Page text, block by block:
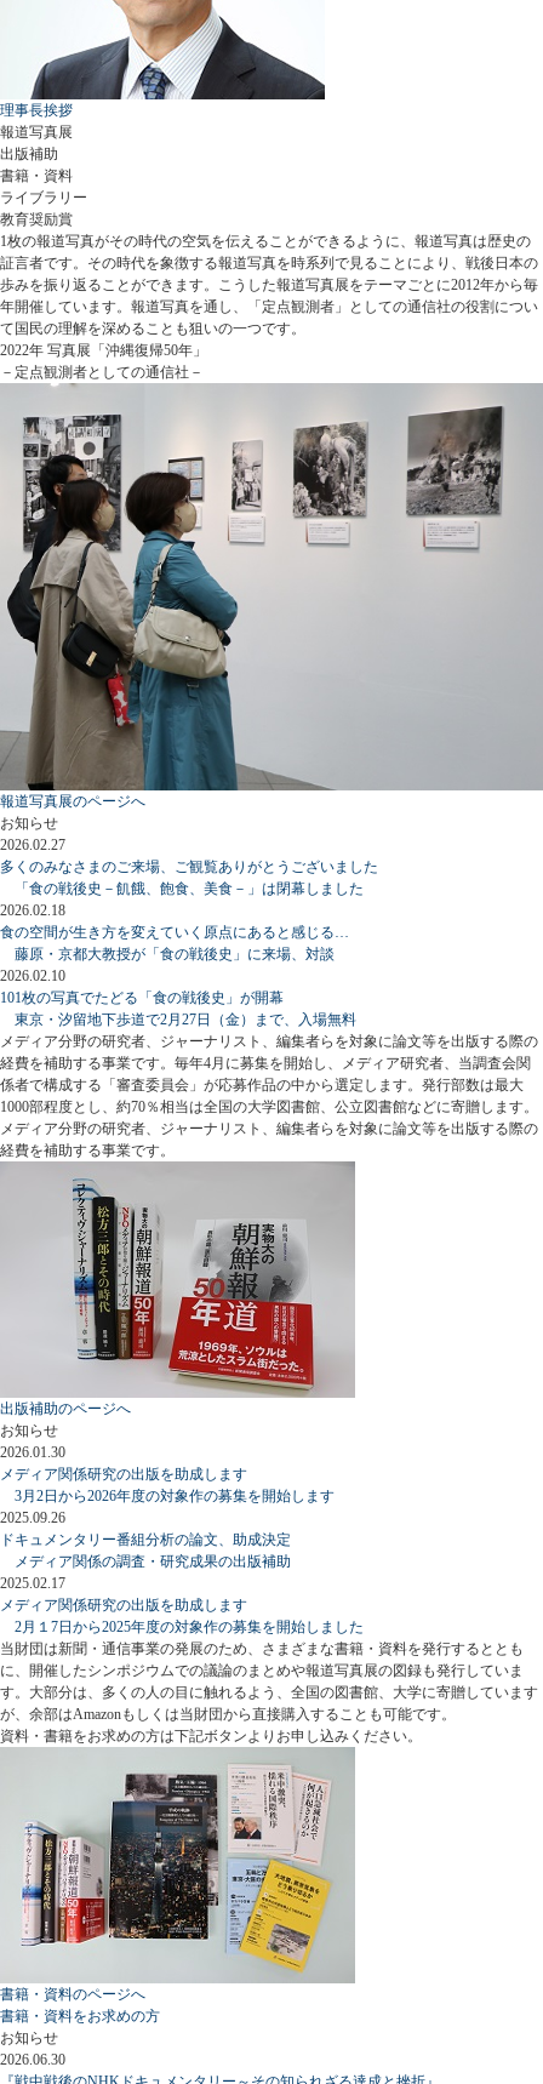
理事長挨拶
報道写真展
出版補助
書籍・資料
ライブラリー
教育奨励賞
1枚の報道写真がその時代の空気を伝えることができるように、報道写真は歴史の
証言者です。その時代を象徴する報道写真を時系列で見ることにより、戦後日本の
歩みを振り返ることができます。こうした報道写真展をテーマごとに2012年から毎
年開催しています。報道写真を通し、「定点観測者」としての通信社の役割につい
て国民の理解を深めることも狙いの一つです。
2022年 写真展「沖縄復帰50年」
－定点観測者としての通信社－
報道写真展のページへ
お知らせ
2026.02.27
多くのみなさまのご来場、ご観覧ありがとうございました
「食の戦後史－飢餓、飽食、美食－」は閉幕しました
2026.02.18
食の空間が生き方を変えていく原点にあると感じる…
藤原・京都大教授が「食の戦後史」に来場、対談
2026.02.10
101枚の写真でたどる「食の戦後史」が開幕
東京・汐留地下歩道で2月27日（金）まで、入場無料
メディア分野の研究者、ジャーナリスト、編集者らを対象に論文等を出版する際の
経費を補助する事業です。毎年4月に募集を開始し、メディア研究者、当調査会関
係者で構成する「審査委員会」が応募作品の中から選定します。発行部数は最大
1000部程度とし、約70％相当は全国の大学図書館、公立図書館などに寄贈します。
メディア分野の研究者、ジャーナリスト、編集者らを対象に論文等を出版する際の
経費を補助する事業です。
出版補助のページへ
お知らせ
2026.01.30
メディア関係研究の出版を助成します
3月2日から2026年度の対象作の募集を開始します
2025.09.26
ドキュメンタリー番組分析の論文、助成決定
メディア関係の調査・研究成果の出版補助
2025.02.17
メディア関係研究の出版を助成します
2月１7日から2025年度の対象作の募集を開始しました
当財団は新聞・通信事業の発展のため、さまざまな書籍・資料を発行するととも
に、開催したシンポジウムでの議論のまとめや報道写真展の図録も発行していま
す。大部分は、多くの人の目に触れるよう、全国の図書館、大学に寄贈しています
が、余部はAmazonもしくは当財団から直接購入することも可能です。
資料・書籍をお求めの方は下記ボタンよりお申し込みください。
書籍・資料のページへ
書籍・資料をお求めの方
お知らせ
2026.06.30